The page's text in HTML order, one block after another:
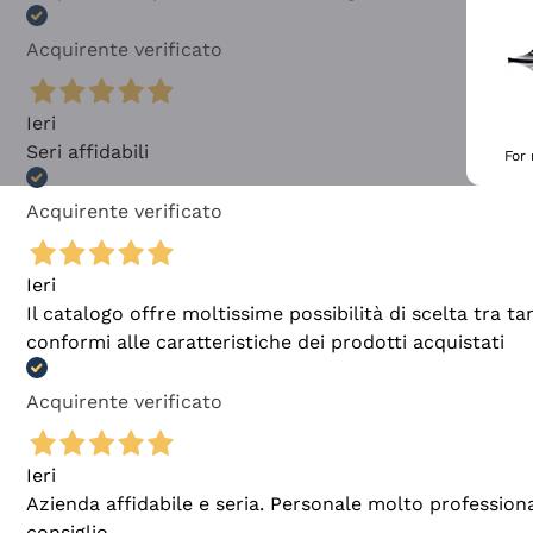
Acquirente verificato
Ieri
Seri affidabili
Acquirente verificato
Ieri
Il catalogo offre moltissime possibilità di scelta tra
conformi alle caratteristiche dei prodotti acquistati
Acquirente verificato
Ieri
Azienda affidabile e seria. Personale molto
For